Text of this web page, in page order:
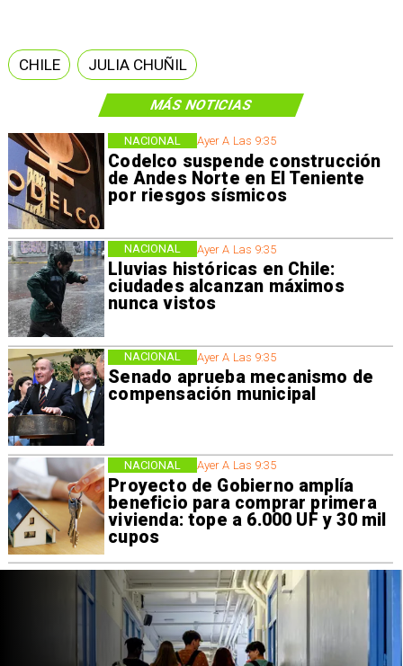
MÁS NOTICIAS
Ayer A Las 9:35
Codelco suspende construcción
de Andes Norte en El Teniente
por riesgos sísmicos
NACIONAL
Ayer A Las 9:35
Lluvias históricas en Chile:
ciudades alcanzan máximos
nunca vistos
NACIONAL
Ayer A Las 9:35
Senado aprueba mecanismo de
compensación municipal
NACIONAL
Ayer A Las 9:35
Proyecto de Gobierno amplía
beneficio para comprar primera
vivienda: tope a 6.000 UF y 30 mil
cupos
NACIONAL
CHILE JULIA CHUÑIL